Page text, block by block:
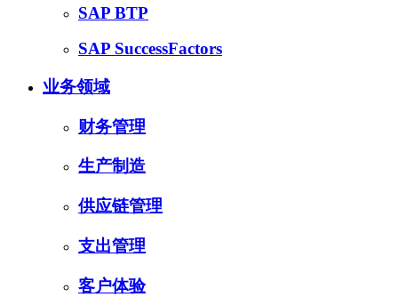
SAP BTP
SAP SuccessFactors
业务领域
财务管理
生产制造
供应链管理
支出管理
客户体验